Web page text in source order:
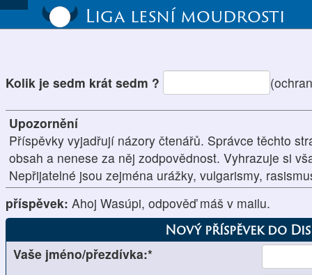
Liga lesní moudrosti
Kolik je sedm krát sedm ?
Upozornění
Příspěvky vyjadřují názory čtenářů. Správce těchto
obsah a nenese za něj zodpovědnost. Vyhrazuje si
Nepřijatelné jsou zejména urážky, vulgarismy,
příspěvek: Ahoj Wasúpi, odpověď máš v mailu.
Nový příspěvek do
Vaše jméno/přezdívka:*